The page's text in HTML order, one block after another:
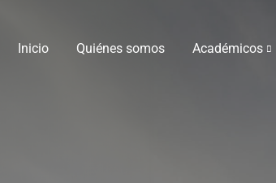
Inicio Quiénes somos Académicos